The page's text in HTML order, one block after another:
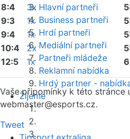
Hlavní partneři
Business partneři
Hrdí partneři
Mediální partneři
Partneři mládeže
Reklamní nabídka
Hrdý partner -
Žijeme
8:4
3x
9:3
1x
9:4
1x
10:4
2x
12:5
1x
Vaše připomínky k této stránce
webmaster@esports.cz.
Tweet